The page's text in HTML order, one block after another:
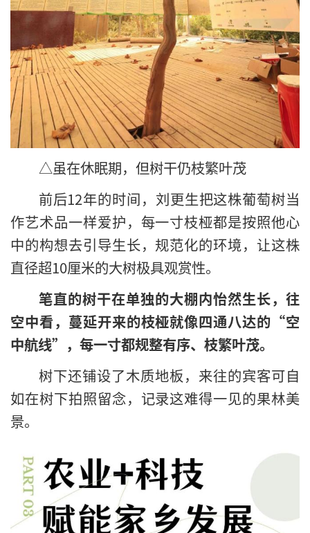
△虽在休眠期，但树干仍枝繁叶茂
前后12年的时间，刘更生把这株葡萄树当
作艺术品一样爱护，每一寸枝桠都是按照他心
中的构想去引导生长，规范化的环境，让这株
直径超10厘米的大树极具观赏性。
笔直的树干在单独的大棚内怡然生长，往
空中看，蔓延开来的枝桠就像四通八达的“空
中航线”，每一寸都规整有序、枝繁叶茂。
树下还铺设了木质地板，来往的宾客可自
如在树下拍照留念，记录这难得一见的果林美
景。